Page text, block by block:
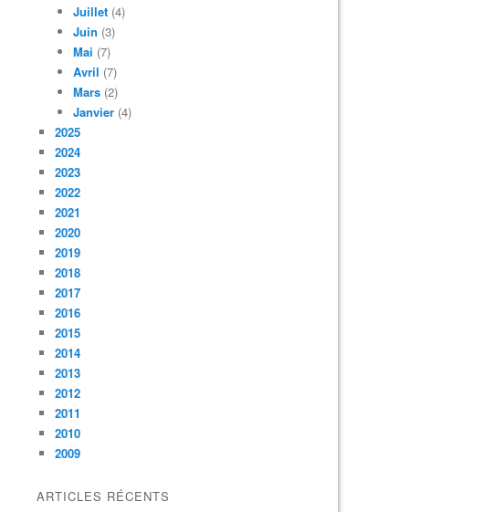
Juillet (4)
Juin (3)
Mai (7)
Avril (7)
Mars (2)
Janvier (4)
2025
2024
2023
2022
2021
2020
2019
2018
2017
2016
2015
2014
2013
2012
2011
2010
2009
ARTICLES RÉCENTS